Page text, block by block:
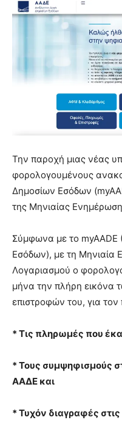
Την παροχή μιας νέας
φορολογουμένους
Δημοσίων Εσόδων
της Μηνιαίας
Σύμφωνα με το myAADE
Εσόδων), με τη Μηνιαία
Λογαριασμού ο
μήνα την πλήρη εικόνα
επιστροφών του, για
* Τις πληρωμές που
* Τους συμψηφισμούς
ΑΑΔΕ και
* Τυχόν διαγραφές